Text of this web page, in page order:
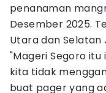
penanaman
Desember 2025.
Utara dan Selatan
"Mageri Segoro
kita tidak
buat pager yang